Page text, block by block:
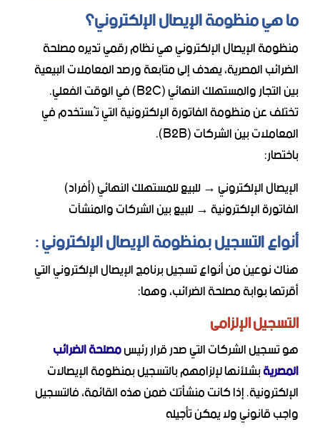
ما هي منظومة الإيصال الإلكتروني؟
منظومة الإيصال الإلكتروني هي نظام رقمي تديره مصلحة
الضرائب المصرية، يهدف إلى متابعة ورصد المعاملات البيعية
بين التجار والمستهلك النهائي (B2C) في الوقت الفعلي.
تختلف عن منظومة الفاتورة الإلكترونية التي تُستخدم في
المعاملات بين الشركات (B2B).
باختصار:
الإيصال الإلكتروني → للبيع للمستهلك النهائي (أفراد)
الفاتورة الإلكترونية → للبيع بين الشركات والمنشآت
أنواع التسجيل بمنظومة الإيصال الإلكتروني :
هناك نوعين من أنواع تسجيل برنامج الإيصال الإلكتروني التي
أقرتها بوابة مصلحة الضرائب، وهما:
التسجيل الإلزامى
هو تسجيل الشركات التي صدر قرار رئيسمصلحة الضرائب
المصريةبشلأنها لإلزامهم بالتسجيل بمنظومة الإيصالات
الإلكترونية. إذا كانت منشأتك ضمن هذه القائمة، فالتسجيل
واجب قانوني ولا يمكن تأجيله